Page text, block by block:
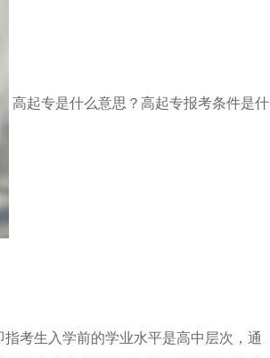
高起专是什么意思？高起专报考条件是什
考生入学前的学业水平是高中层次，通